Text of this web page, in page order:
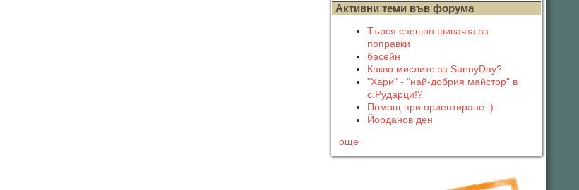
Активни теми във форума
Търся спешно шивачка за
поправки
басейн
Какво мислите за SunnyDay?
"Хари" - "най-добрия майстор" в
с.Рударци!?
Помощ при ориентиране :)
Йорданов ден
още